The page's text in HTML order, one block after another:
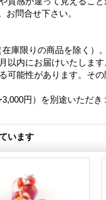
問合せ下さい。
庫限りの商品を除く）
以内にお届けいたします
能性があります。その
円）を別途いただ
います